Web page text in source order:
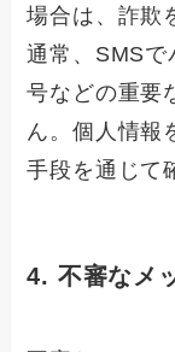
場合は、詐欺
通常、SMSで
号などの重要
ん。個人情報
手段を通じて
4. 不審なメ